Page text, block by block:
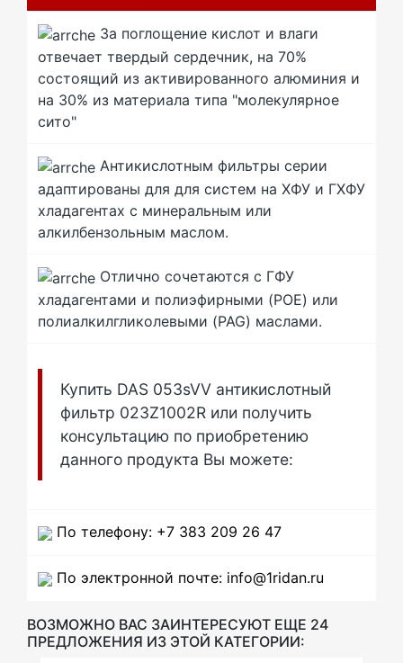
За поглощение кислот и влаги
отвечает твердый сердечник, на 70%
состоящий из активированного алюминия и
на 30% из материала типа "молекулярное
сито"
Антикислотным фильтры серии
адаптированы для для систем на ХФУ и ГХФУ
хладагентах с минеральным или
алкилбензольным маслом.
Отлично сочетаются с ГФУ
хладагентами и полиэфирными (POE) или
полиалкилгликолевыми (PAG) маслами.
Купить DAS 053sVV антикислотный
фильтр 023Z1002R или получить
консультацию по приобретению
данного продукта Вы можете:
По телефону: +7 383 209 26 47
По электронной почте: info@1ridan.ru
ВОЗМОЖНО ВАС ЗАИНТЕРЕСУЮТ ЕЩЕ 24
ПРЕДЛОЖЕНИЯ ИЗ ЭТОЙ КАТЕГОРИИ: